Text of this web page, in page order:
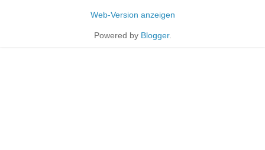
Web-Version anzeigen
Powered by Blogger.